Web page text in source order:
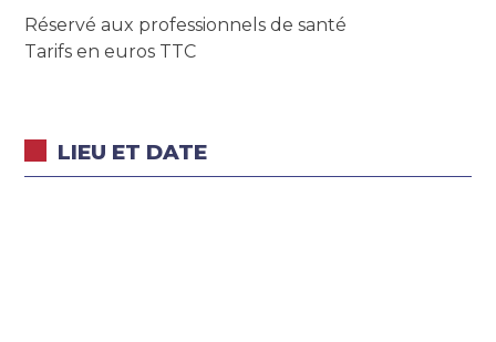
Réservé aux professionnels de santé
Tarifs en euros TTC
LIEU ET DATE